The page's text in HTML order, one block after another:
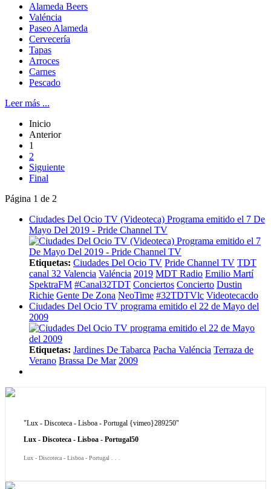
Alameda Beers
Valéncia
Paseo Alameda
Cervecería
Tapas
Arroces
Carnes
Pescado
Leer más ...
Inicio
Anterior
1
2
Siguiente
Final
Página 1 de 2
Ciudades Del Ocio TV (Videoteca) Programa emitido el 7 De
Mayo Del 2019 - Pride Channel TV
Etiquetas: Ciudades Del Ocio TV Pride Channel TV TDT
canal 32 Valencia Valéncia 2019 MDT Radio Emilio Martí
SpektraFM #Canal32TDT Conciertos Concierto Dustin
Richie Gente De Zona NeoTime #32TDTVlc Videotecacdo
Ciudades Del Ocio TV programa emitido el 22 de Mayo del
2009
Etiquetas: Jardines De Tabarca Pacha Valéncia Terraza de
Verano Brassa De Mar 2009
"Lux - Discoteca - Lisboa - Portugal {vimeo}289250"
Lux - Discoteca - Lisboa - Portugal50
Lux - Discoteca - Lisboa - Portugal . . .